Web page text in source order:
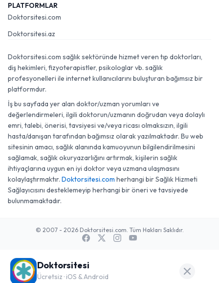
PLATFORMLAR
Doktorsitesi.com
Doktorsitesi.az
Doktorsitesi.com sağlık sektöründe hizmet veren tıp doktorları,
diş hekimleri, fizyoterapistler, psikologlar vb. sağlık
profesyonelleri ile internet kullanıcılarını buluşturan bağımsız bir
platformdur.
İş bu sayfada yer alan doktor/uzman yorumları ve
değerlendirmeleri, ilgili doktorun/uzmanın doğrudan veya dolaylı
emri, talebi, önerisi, tavsiyesi ve/veya ricası olmaksızın, ilgili
hasta/danışan tarafından bağımsız olarak yazılmaktadır. Bu web
sitesinin amacı, sağlık alanında kamuoyunun bilgilendirilmesini
sağlamak, sağlık okuryazarlığını artırmak, kişilerin sağlık
ihtiyaçlarına uygun en iyi doktor veya uzmana ulaşmasını
kolaylaştırmaktır. Doktorsitesi.com herhangi bir Sağlık Hizmeti
Sağlayıcısını desteklemeyip herhangi bir öneri ve tavsiyede
bulunmamaktadır.
© 2007 - 2026 Doktorsitesi.com. Tüm Hakları Saklıdır.
Doktorsitesi
Ücretsiz · iOS & Android